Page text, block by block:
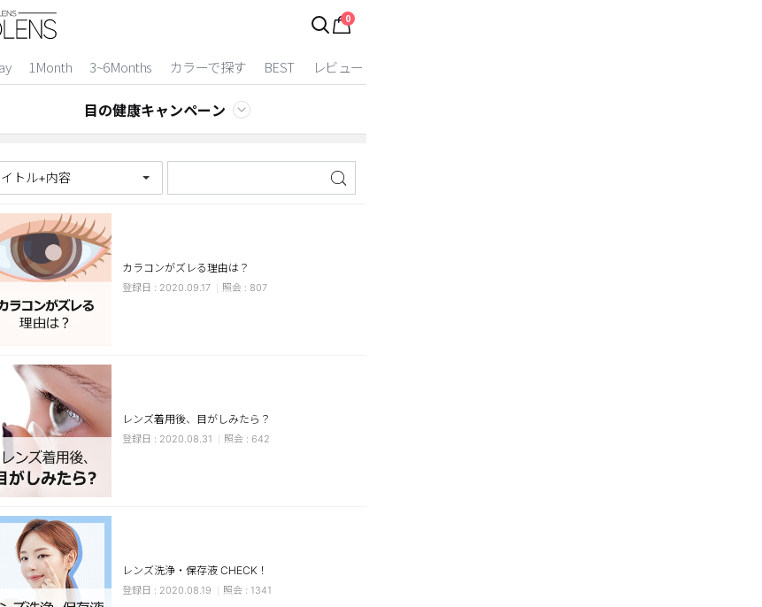
0
1Month 3~6Months カラーで探す BEST レビュー
2 Weeks
3~6 Months
チョコ
ブラック
グリーン
ピンク
乱視用
目の健康キャンペーン
イトル+内容
カラコンがズレる理由は？
2020.09.17 807
レンズ着用後、目がしみたら？
2020.08.31 642
レンズ洗浄・保存液 CHECK！
2020.08.19 1341